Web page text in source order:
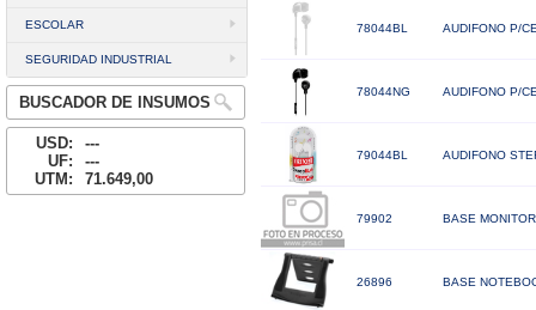
ESCOLAR
SEGURIDAD INDUSTRIAL
BUSCADOR DE INSUMOS
USD:
---
UF:
---
UTM:
71.649,00
78044BL AUDIFONO P/
78044NG AUDIFONO P/
79044BL AUDIFONO
79902 BASE
26896 BASE